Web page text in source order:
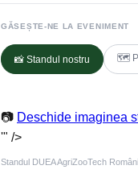
GĂSEȘTE-NE LA EVENIMENT
📸 Standul nostru 🗺️
📷 Deschide imaginea
'" />
Standul DUEA AgriZooTech